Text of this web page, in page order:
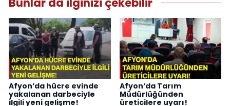
Afyon’da hücre evinde
yakalanan darbeciyle
ilgili yeni gelişme!
Afyon’da Tarım
Müdürlüğünden
üreticilere uyarı!